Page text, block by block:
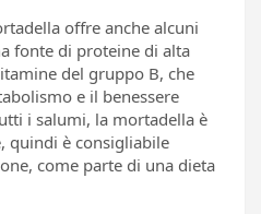
offre anche alcuni
fonte di proteine di alta
del gruppo B, che
e il benessere
i salumi, la mortadella è
quindi è consigliabile
come parte di una dieta